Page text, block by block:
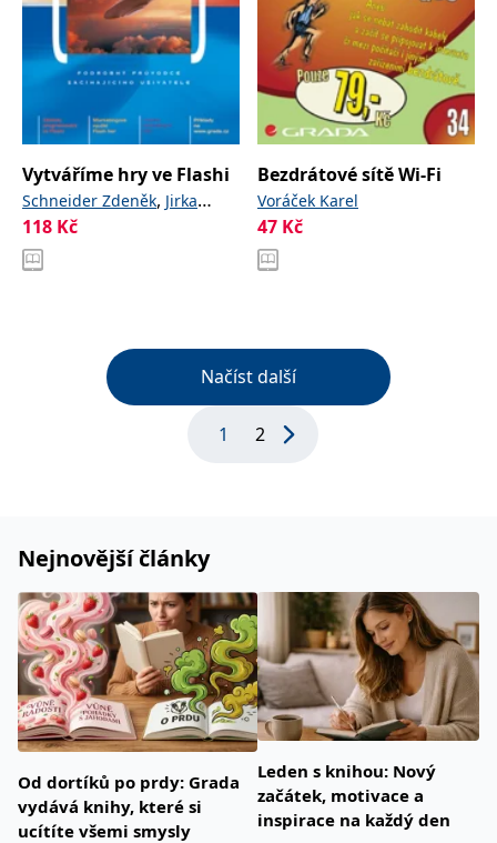
Vytváříme hry ve Flashi
Schneider Zdeněk, Jirka
Lukáš
118 Kč
Bezdrátové sítě Wi-Fi
Voráček Karel
47 Kč
Načíst další
1 2
Nejnovější články
Od dortíků po prdy: Grada
vydává knihy, které si
ucítíte všemi smysly
Leden s knihou: Nový
začátek, motivace a
inspirace na každý den